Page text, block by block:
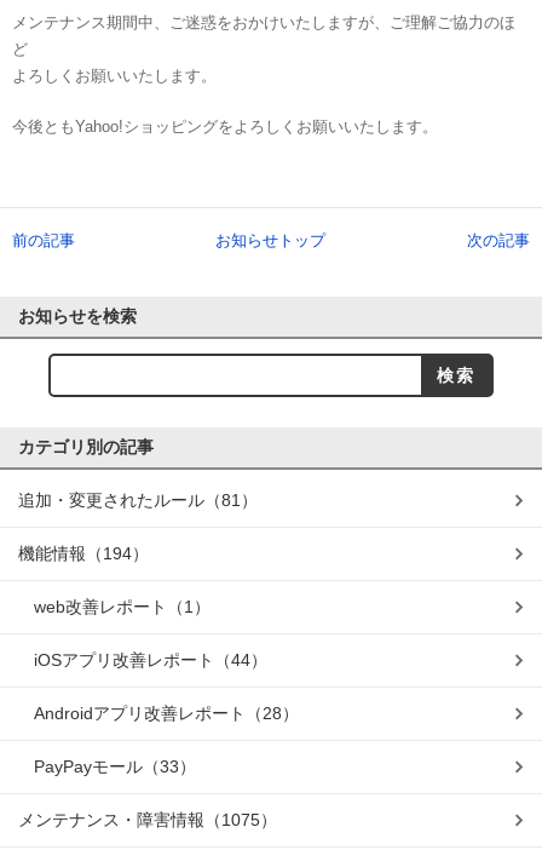
メンテナンス期間中、ご迷惑をおかけいたしますが、ご理解ご協力のほ
ど
よろしくお願いいたします。
今後ともYahoo!ショッピングをよろしくお願いいたします。
前の記事 お知らせトップ 次の記事
お知らせを検索
カテゴリ別の記事
追加・変更されたルール （81）
機能情報 （194）
web改善レポート （1）
iOSアプリ改善レポート （44）
Androidアプリ改善レポート （28）
PayPayモール （33）
メンテナンス・障害情報 （1075）